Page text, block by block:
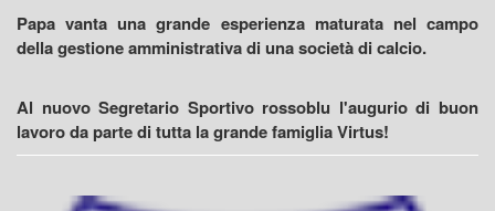
Papa vanta una grande esperienza maturata nel campo
della gestione amministrativa di una società di calcio.
Al nuovo Segretario Sportivo rossoblu l'augurio di buon
lavoro da parte di tutta la grande famiglia Virtus!